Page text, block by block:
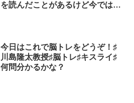
を読んだことがあるけど今では定
これも間違いだとわかってて日々
脳細胞が作られているらしい。
今日はこれで脳トレをどうぞ！♯
川島隆太教授♯脳トレ♯キスライ♯
何問分かるかな？